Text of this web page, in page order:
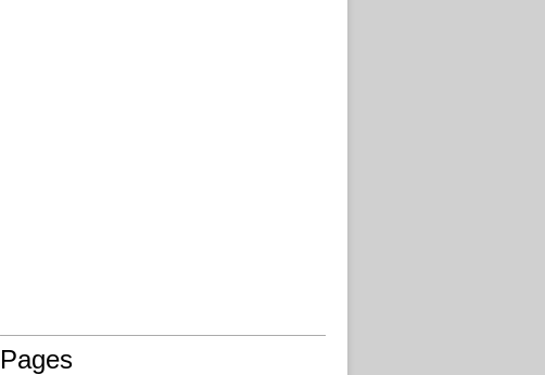
Pages